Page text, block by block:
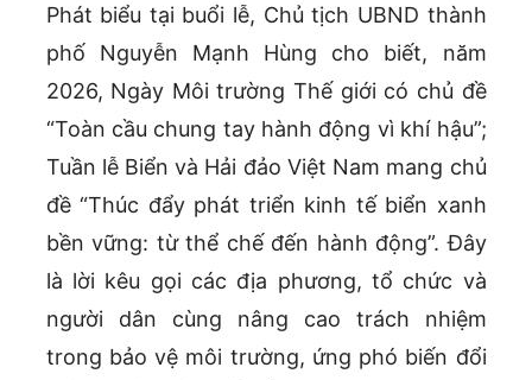
Phát biểu tại buổi lễ, Chủ tịch UBND thành
phố Nguyễn Mạnh Hùng cho biết, năm
2026, Ngày Môi trường Thế giới có chủ đề
“Toàn cầu chung tay hành động vì khí hậu”;
Tuần lễ Biển và Hải đảo Việt Nam mang chủ
đề “Thúc đẩy phát triển kinh tế biển xanh
bền vững: từ thể chế đến hành động”. Đây
là lời kêu gọi các địa phương, tổ chức và
người dân cùng nâng cao trách nhiệm
trong bảo vệ môi trường, ứng phó biến đổi